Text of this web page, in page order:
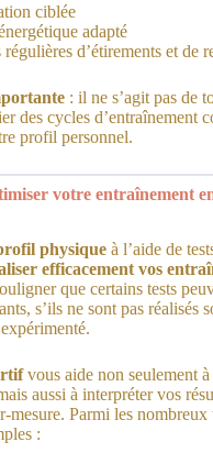
ciblée
adapté
régulières d’étirements et de
: il ne s’agit pas de
des cycles d’entraînement
profil personnel.
votre entraînement
physique à l’aide de
efficacement vos
que certains tests
s’ils ne sont pas réalisés
vous aide non seulement à
aussi à interpréter vos
mesure. Parmi les nombreux
: